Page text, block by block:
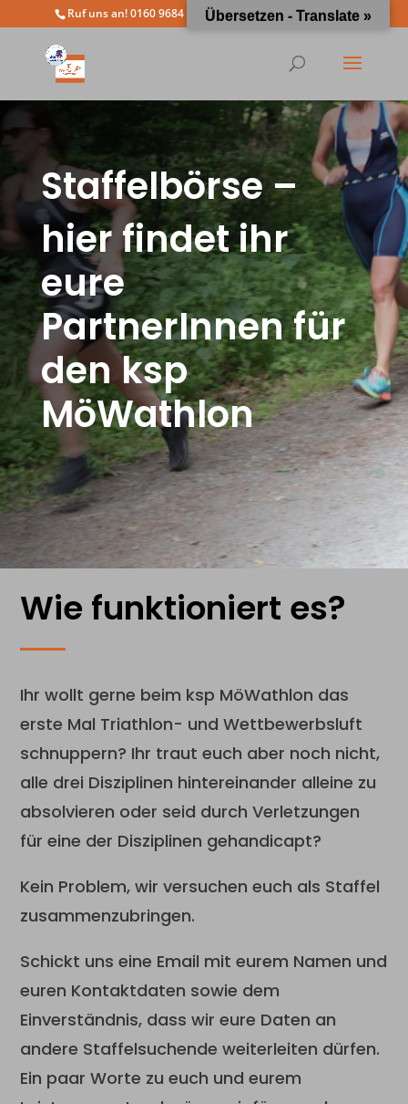
Ruf uns an! 0160 9684 4963 info@moewathlon.de
Staffelbörse –
hier findet ihr
eure
PartnerInnen für
den ksp
MöWathlon
Wie funktioniert es?
Ihr wollt gerne beim ksp MöWathlon das
erste Mal Triathlon- und Wettbewerbsluft
schnuppern? Ihr traut euch aber noch nicht,
alle drei Disziplinen hintereinander alleine zu
absolvieren oder seid durch Verletzungen
für eine der Disziplinen gehandicapt?
Kein Problem, wir versuchen euch als Staffel
zusammenzubringen.
Schickt uns eine Email mit eurem Namen und
euren Kontaktdaten sowie dem
Einverständnis, dass wir eure Daten an
andere Staffelsuchende weiterleiten dürfen.
Ein paar Worte zu euch und eurem
Übersetzen - Translate »